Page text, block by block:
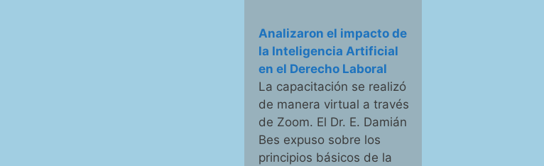
Analizaron el impacto de
la Inteligencia Artificial
en el Derecho Laboral
La capacitación se realizó
de manera virtual a través
de Zoom. El Dr. E. Damián
Bes expuso sobre los
principios básicos de la